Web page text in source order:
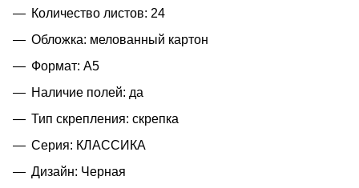
Количество листов: 24
Обложка: мелованный картон
Формат: А5
Наличие полей: да
Тип скрепления: скрепка
Серия: КЛАССИКА
Дизайн: Черная